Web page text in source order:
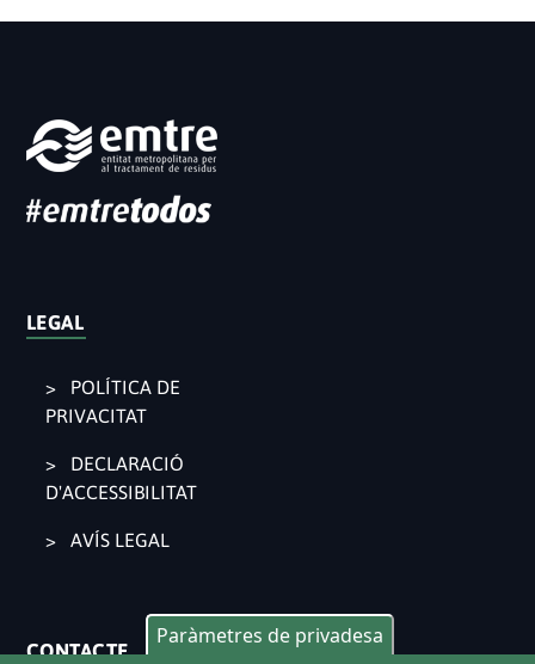
LEGAL
POLÍTICA DE
PRIVACITAT
DECLARACIÓ
D'ACCESSIBILITAT
AVÍS LEGAL
CONTACTE
Paràmetres de privadesa